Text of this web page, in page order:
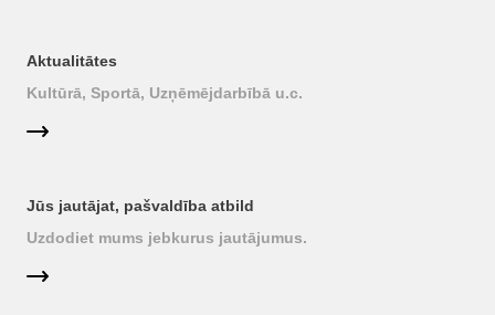
Aktualitātes
Kultūrā, Sportā, Uzņēmējdarbībā u.c.
Jūs jautājat, pašvaldība atbild
Uzdodiet mums jebkurus jautājumus.